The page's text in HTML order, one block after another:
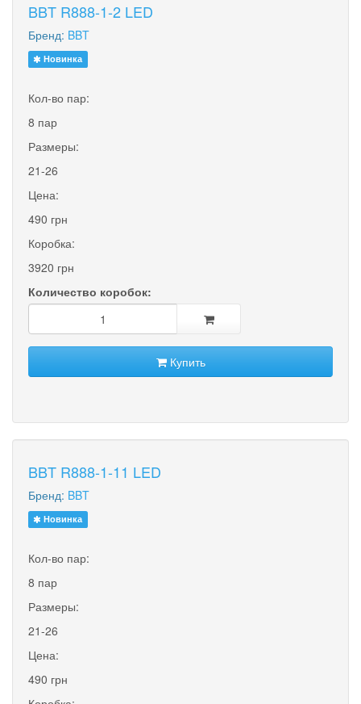
BBT R888-1-2 LED
Бренд: BBT
Новинка
Кол-во пар:
8 пар
Размеры:
21-26
Цена:
490 грн
Коробка:
3920 грн
Количество коробок:
Купить
BBT R888-1-11 LED
Бренд: BBT
Новинка
Кол-во пар:
8 пар
Размеры:
21-26
Цена:
490 грн